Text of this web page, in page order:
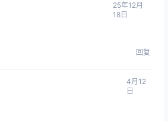
25年12月
18日
回复
4月12
日